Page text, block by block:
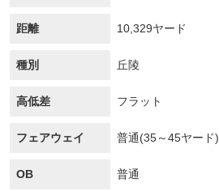
距離 10,329ヤード
種別 丘陵
高低差 フラット
フェアウェイ 普通(35～45ヤード)
OB 普通